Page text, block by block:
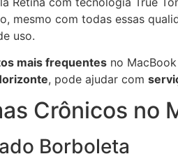
mesmo com todas essas
uso.
mais frequentes no
, pode ajudar com
Crônicos no
Borboleta